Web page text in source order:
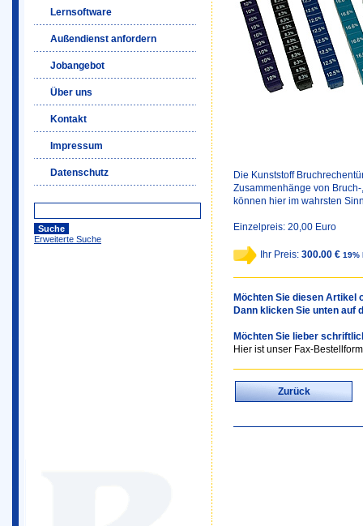
Lernsoftware
Außendienst anfordern
Jobangebot
Über uns
Kontakt
Impressum
Datenschutz
Erweiterte Suche
Die Kunststoff
Zusammenhänge von
können hier im wahrsten
Einzelpreis: 20,00 Euro
Ihr Preis: 300.00 € 19%
Möchten Sie diesen Artikel
Dann klicken Sie unten auf
Möchten Sie lieber
Hier ist unser Fax-
Zurück